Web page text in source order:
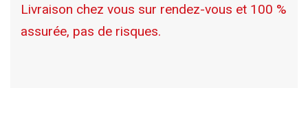
Livraison chez vous sur rendez-vous et 100 %
assurée, pas de risques.